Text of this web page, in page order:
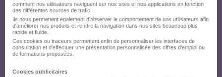
comment nos utilisateurs naviguent sur nos sites et nos applications en fonction
des différentes sources de trafic.
Ils nous permettent également d’observer le comportement de nos utilisateurs afin
d'améliorer nos produits et rendre la navigation dans nos sites beaucoup plus
rapide et fluide.
Ces cookies ou traceurs permettent enfin de personnaliser les interfaces de
consultation et d'effectuer une présentation personnalisée des offres d'emploi ou
de formations proposées.
Cookies publicitaires